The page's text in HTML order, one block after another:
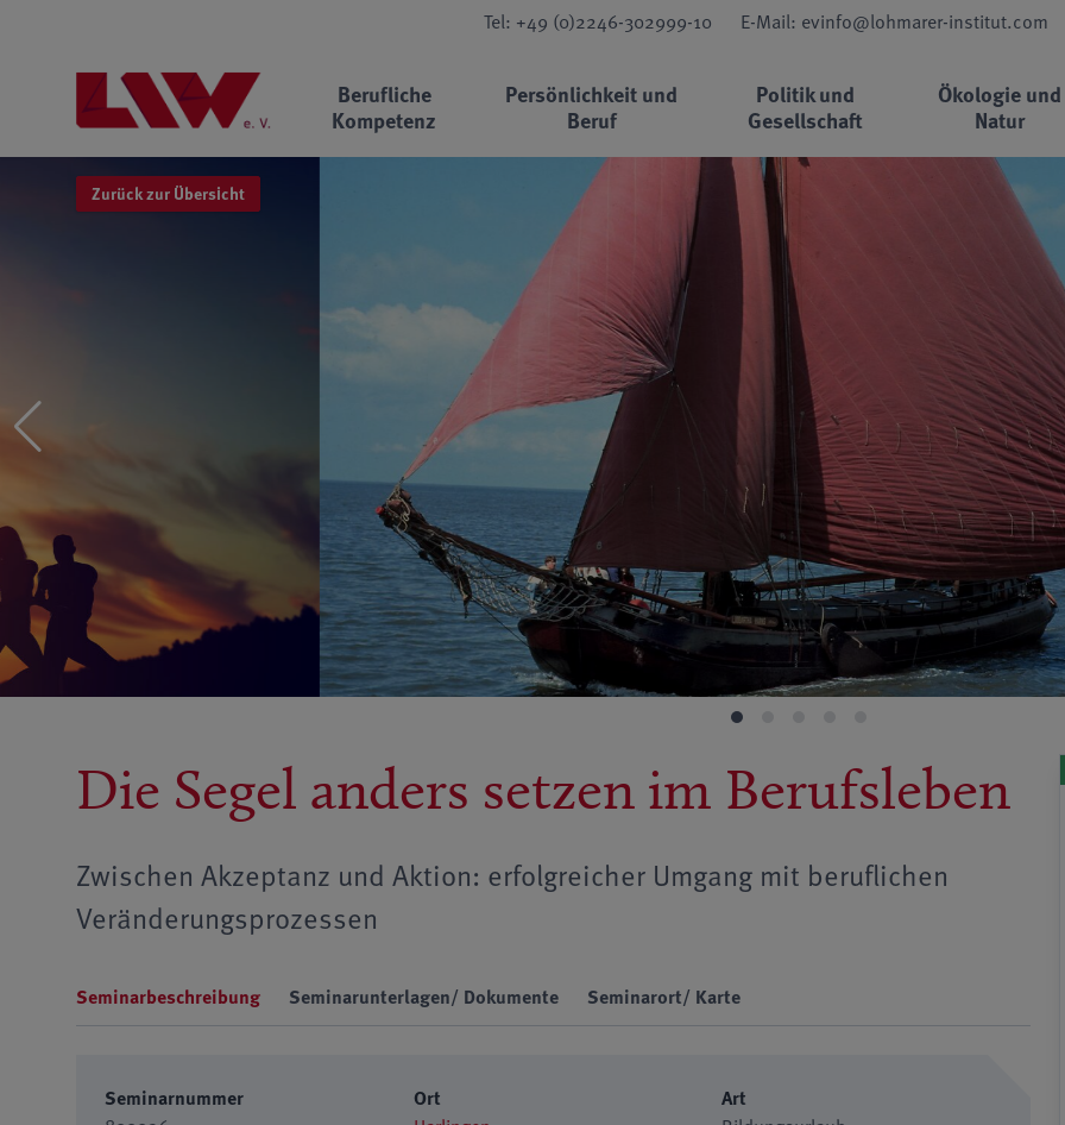
Tel: +49 (0)2246-302999-10 E-Mail: evinfo@lohmarer-institut.com
Berufliche
Kompetenz
Persönlichkeit und
Beruf
Politik und
Gesellschaft
Ökologie und
Natur
Zurück zur Übersicht
Die Segel anders setzen im Berufsleben
Zwischen Akzeptanz und Aktion: erfolgreicher Umgang mit beruflichen
Veränderungsprozessen
Seminarbeschreibung Seminarunterlagen/ Dokumente Seminarort/ Karte
Seminarnummer
Ort
Art